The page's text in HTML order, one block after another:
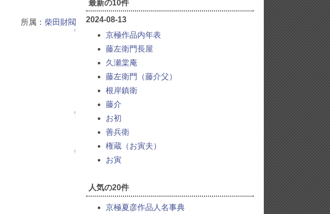
所属： 柴田財閥
↑
↑
↑
最新の10件
2024-08-13
京極作品内年表
藤左衛門長屋
久瀬棠庵
藤左衛門（藤介父）
根岸鎮衛
藤介
お初
善兵衛
権蔵（お寅夫）
お寅
人気の20件
京極夏彦作品人名事典